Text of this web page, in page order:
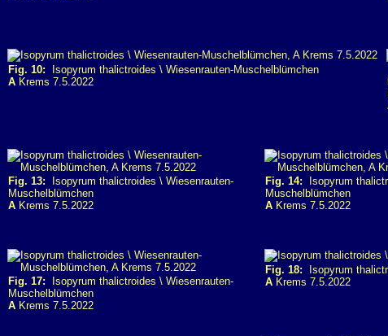
Fig. 10: Isopyrum thalictroides \ Wiesenrauten-Muschelblümchen
A Krems 7.5.2022
Fig. 13: Isopyrum thalictroides \ Wiesenrauten-
Muschelblümchen
A Krems 7.5.2022
Fig. 14: Isopyrum
Muschelblümchen
A Krems 7.5.2022
Fig. 17: Isopyrum thalictroides \ Wiesenrauten-
Muschelblümchen
A Krems 7.5.2022
Fig. 18: Isopyrum
A Krems 7.5.2022